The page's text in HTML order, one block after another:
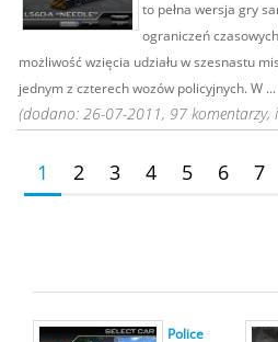
to pełna wersja gry
ograniczeń
możliwość wzięcia udziału w szesnastu
jednym z czterech wozów policyjnych. W ...
(dodano: 26-07-2011, 97 komentarzy,
1 2 3 4 5 6 7
Police